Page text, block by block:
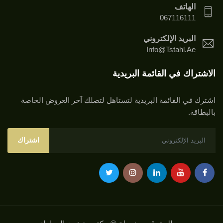
الهاتف
067116111
البريد الإلكتروني
Info@tstahl.ae
الاشتراك في القائمة البريدية
اشترك في القائمة البريدية لتستاهل لتصلك آخر العروض الخاصة
بالبطاقة.
اشتراك